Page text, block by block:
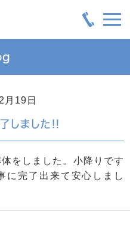
月19日
しました‼️
をしました。小降りです
に完了出来て安心しまし